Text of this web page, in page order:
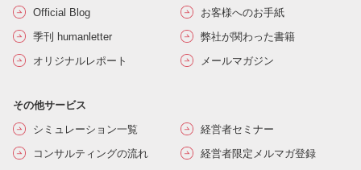
Official Blog
お客様へのお手紙
季刊 humanletter
弊社が関わった書籍
オリジナルレポート
メールマガジン
その他サービス
シミュレーション一覧
経営者セミナー
コンサルティングの流れ
経営者限定メルマガ登録